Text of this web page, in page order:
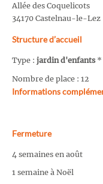
Allée des Coquelicots
34170 Castelnau-le-Lez
Structure d’accueil
Type : jardin d'enfants*
Nombre de place : 12
Informations
Fermeture
4 semaines en août
1 semaine à Noël